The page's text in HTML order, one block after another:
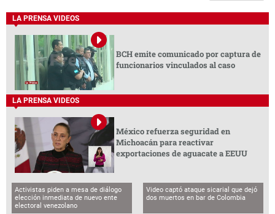
LA PRENSA VIDEOS
BCH emite comunicado por captura de
funcionarios vinculados al caso
LA PRENSA VIDEOS
México refuerza seguridad en
Michoacán para reactivar
exportaciones de aguacate a EEUU
Activistas piden a mesa de diálogo
elección inmediata de nuevo ente
electoral venezolano
Video captó ataque sicarial que dejó
dos muertos en bar de Colombia